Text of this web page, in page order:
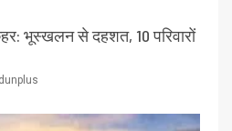
भूस्खलन से दहशत, 10 परिवारों